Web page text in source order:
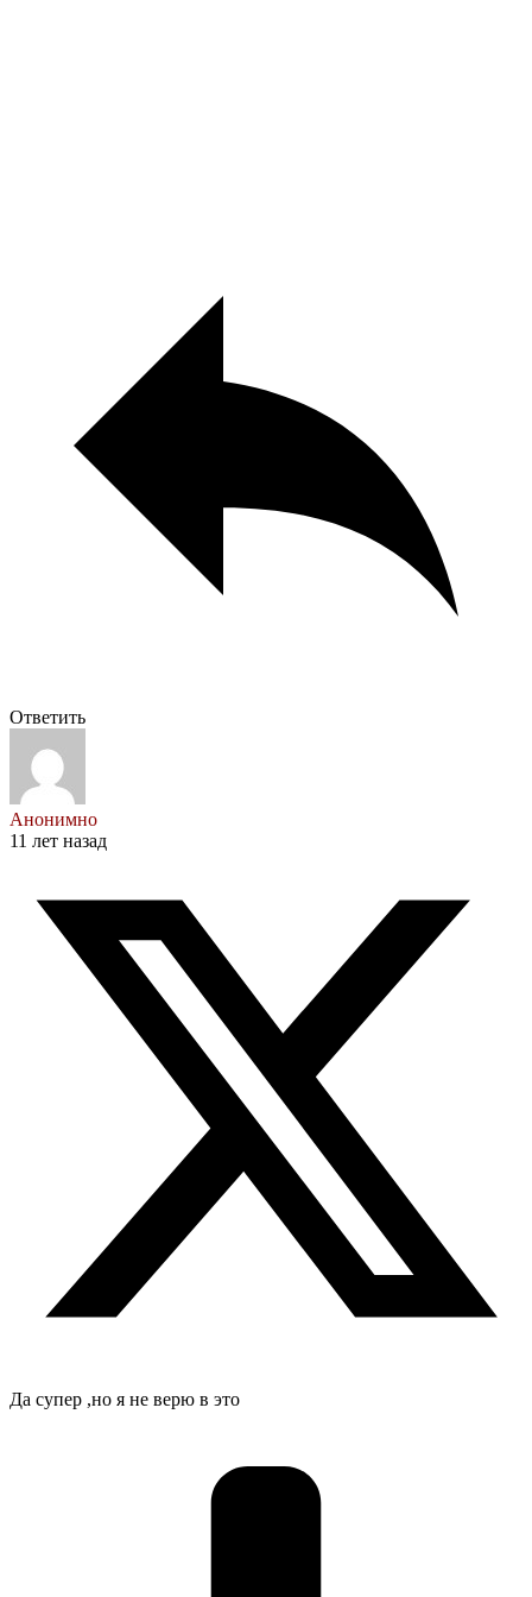
Ответить
Анонимно
11 лет назад
Да супер ,но я не верю в это